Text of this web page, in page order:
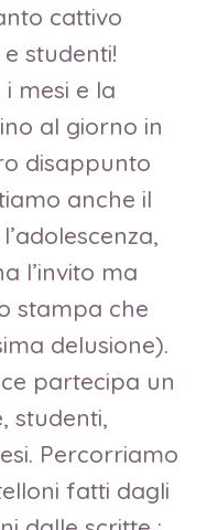
cattivo
studenti!
mesi e la
al giorno in
disappunto
anche il
l’invito ma
stampa che
delusione).
partecipa un
studenti,
Percorriamo
fatti dagli